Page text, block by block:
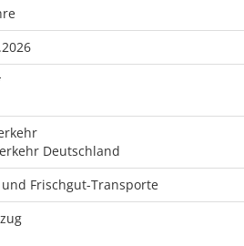
Deutschland
Frischgut-Transporte